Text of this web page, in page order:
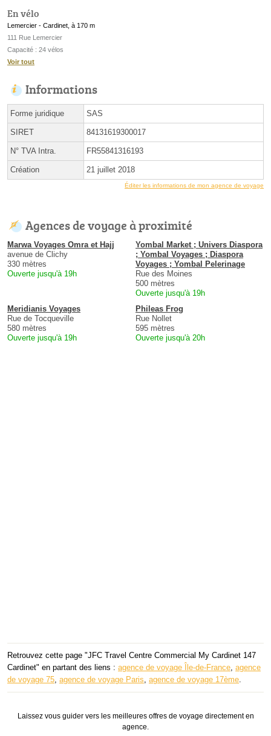
En vélo
Lemercier - Cardinet, à 170 m
111 Rue Lemercier
Capacité : 24 vélos
Voir tout
Informations
Forme juridique SAS
SIRET 84131619300017
N° TVA Intra. FR55841316193
Création 21 juillet 2018
Éditer les informations de mon agence de voyage
Agences de voyage à proximité
Marwa Voyages Omra et Hajj
avenue de Clichy
330 mètres
Ouverte jusqu'à 19h
Yombal Market ; Univers Diaspora
; Yombal Voyages ; Diaspora
Voyages ; Yombal Pelerinage
Rue des Moines
500 mètres
Ouverte jusqu'à 19h
Meridianis Voyages
Rue de Tocqueville
580 mètres
Ouverte jusqu'à 19h
Phileas Frog
Rue Nollet
595 mètres
Ouverte jusqu'à 20h
Retrouvez cette page "JFC Travel Centre Commercial My Cardinet 147
Cardinet" en partant des liens : agence de voyage Île-de-France agence
de voyage 75 agence de voyage Paris agence de voyage 17ème
Laissez vous guider vers les meilleures offres de voyage directement en
agence.